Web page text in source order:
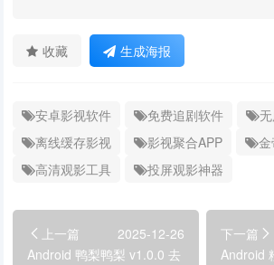
收藏 生成海报
安卓影视软件 免费追剧软件
离线缓存影视
影视聚合APP
高清观影工具
投屏观影神器
上一篇
2025-12-26
Android 鸭梨鸭梨 v1.0.0 去
下一篇
Android